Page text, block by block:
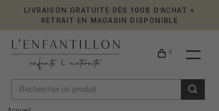
LIVRAISON GRATUITE DÈS 100$ D’ACHAT +
RETRAIT EN MAGASIN DISPONIBLE
0